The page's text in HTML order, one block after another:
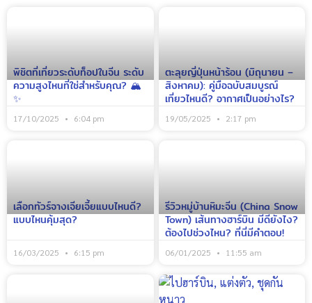
พิชิตที่เที่ยวระดับท็อปในจีน ระดับ
ความสูงไหนที่ใช่สำหรับคุณ? 🏔️
✨
17/10/2025 6:04 pm
ตะลุยญี่ปุ่นหน้าร้อน (มิถุนายน –
สิงหาคม): คู่มือฉบับสมบูรณ์
เที่ยวไหนดี? อากาศเป็นอย่างไร?
19/05/2025 2:17 pm
เลือกทัวร์จางเจียเจี้ยแบบไหนดี?
แบบไหนคุ้มสุด?
16/03/2025 6:15 pm
รีวิวหมู่บ้านหิมะจีน (China Snow
Town) เส้นทางฮาร์บิน มีดียังไง?
ต้องไปช่วงไหน? ที่นี่มีคำตอบ!
06/01/2025 11:55 am